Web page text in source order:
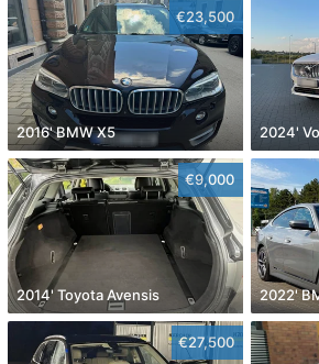
€23,500
2016' BMW X5 2024'
€9,000
2014' Toyota Avensis 2022'
€27,500